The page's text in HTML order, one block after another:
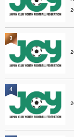
3
4